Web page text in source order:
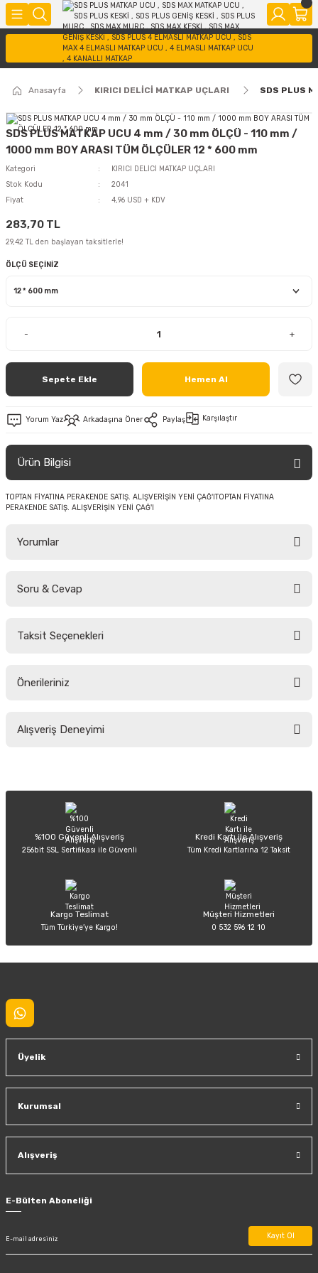
Anasayfa KIRICI DELİCİ MATKAP UÇLARI SDS PLUS
SDS PLUS MATKAP UCU 4 mm / 30 mm ÖLÇÜ - 110 mm /
1000 mm BOY ARASI TÜM ÖLÇÜLER 12 * 600 mm
Kategori
KIRICI DELİCİ MATKAP UÇLARI
Stok Kodu
2041
Fiyat
4,96 USD + KDV
283,70 TL
29,42 TL den başlayan taksitlerle!
ÖLÇÜ SEÇİNİZ
- +
Sepete Ekle Hemen Al
Yorum Yaz Arkadaşına Öner Paylaş Karşılaştır
Ürün Bilgisi
TOPTAN FİYATINA PERAKENDE SATIŞ. ALIŞVERİŞİN YENİ ÇAĞ'ITOPTAN FİYATINA
PERAKENDE SATIŞ. ALIŞVERİŞİN YENİ ÇAĞ'I
Yorumlar
Soru & Cevap
Taksit Seçenekleri
Önerileriniz
yetersiz gördüğünüz noktaları öneri formunu kullanarak tarafımıza
Ürün açıklamasında eksik bilgiler bulunuyor.
Ürün bilgilerinde hatalar bulunuyor.
Ürün fiyatı diğer sitelerden daha pahalı.
Alışveriş Deneyimi
Sitemize ilk yorumu siz yapın!
%100 Güvenli Alışveriş
256bit SSL Sertifikası ile Güvenli
Kredi Kartı ile Alışveriş
Tüm Kredi Kartlarına 12 Taksit
Kargo Teslimat
Tüm Türkiye’ye Kargo!
Müşteri Hizmetleri
0 532 596 12 10
Üyelik
Kurumsal
Alışveriş
E-Bülten Aboneliği
Kayıt Ol